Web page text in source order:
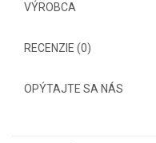
VÝROBCA
RECENZIE (0)
OPÝTAJTE SA NÁS